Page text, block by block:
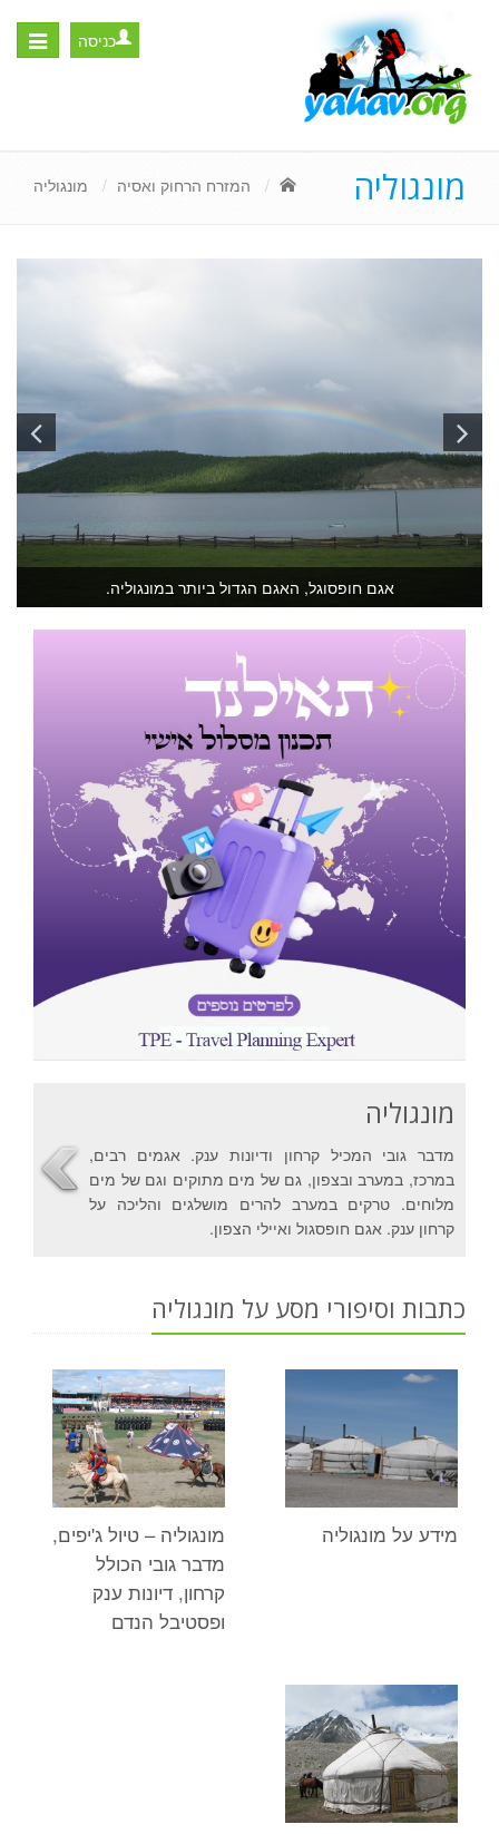
Toggle
כניסה
מונגוליה המזרח הרחוק ואסיה מונגוליה
אגם חופסוגל, האגם הגדול ביותר במונגוליה.
מונגוליה
מדבר גובי המכיל קרחון ודיונות ענק. אגמים רבים,
במרכז, במערב ובצפון, גם של מים מתוקים וגם של מים
מלוחים. טרקים במערב להרים מושלגים והליכה על
קרחון ענק. אגם חופסגול ואיילי הצפון.
כתבות וסיפורי מסע על מונגוליה
מידע על מונגוליה
מונגוליה – טיול ג'יפים,
מדבר גובי הכולל
קרחון, דיונות ענק
ופסטיבל הנדם